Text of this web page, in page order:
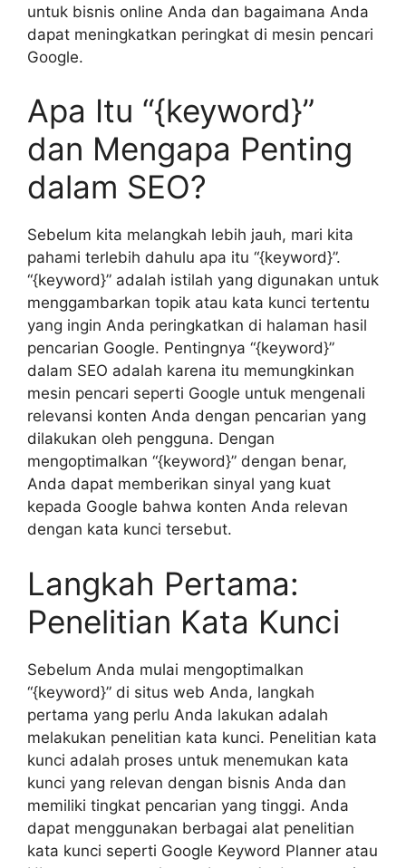
untuk bisnis online Anda dan bagaimana Anda
dapat meningkatkan peringkat di mesin pencari
Google.
Apa Itu “{keyword}”
dan Mengapa Penting
dalam SEO?
Sebelum kita melangkah lebih jauh, mari kita
pahami terlebih dahulu apa itu “{keyword}”.
“{keyword}” adalah istilah yang digunakan untuk
menggambarkan topik atau kata kunci tertentu
yang ingin Anda peringkatkan di halaman hasil
pencarian Google. Pentingnya “{keyword}”
dalam SEO adalah karena itu memungkinkan
mesin pencari seperti Google untuk mengenali
relevansi konten Anda dengan pencarian yang
dilakukan oleh pengguna. Dengan
mengoptimalkan “{keyword}” dengan benar,
Anda dapat memberikan sinyal yang kuat
kepada Google bahwa konten Anda relevan
dengan kata kunci tersebut.
Langkah Pertama:
Penelitian Kata Kunci
Sebelum Anda mulai mengoptimalkan
“{keyword}” di situs web Anda, langkah
pertama yang perlu Anda lakukan adalah
melakukan penelitian kata kunci. Penelitian kata
kunci adalah proses untuk menemukan kata
kunci yang relevan dengan bisnis Anda dan
memiliki tingkat pencarian yang tinggi. Anda
dapat menggunakan berbagai alat penelitian
kata kunci seperti Google Keyword Planner atau